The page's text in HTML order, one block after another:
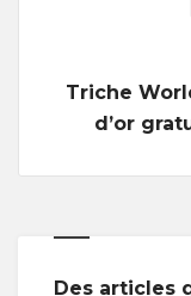
Triche
d’or
Des articles